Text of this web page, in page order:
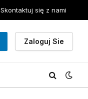
Skontaktuj się z nami
Zaloguj Sie